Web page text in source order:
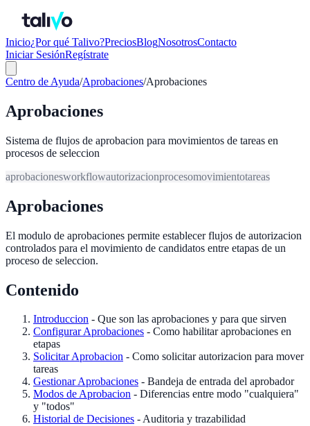
Inicio¿Por qué Talivo?PreciosBlogNosotrosContacto
Iniciar SesiónRegístrate
Centro de Ayuda/Aprobaciones/Aprobaciones
Aprobaciones
Sistema de flujos de aprobacion para movimientos de tareas en
procesos de seleccion
aprobacionesworkflowautorizacionprocesomovimientotareas
Aprobaciones
El modulo de aprobaciones permite establecer flujos de autorizacion
controlados para el movimiento de candidatos entre etapas de un
proceso de seleccion.
Contenido
Introduccion - Que son las aprobaciones y para que sirven
Configurar Aprobaciones - Como habilitar aprobaciones en
etapas
Solicitar Aprobacion - Como solicitar autorizacion para mover
tareas
Gestionar Aprobaciones - Bandeja de entrada del aprobador
Modos de Aprobacion - Diferencias entre modo "cualquiera"
y "todos"
Historial de Decisiones - Auditoria y trazabilidad